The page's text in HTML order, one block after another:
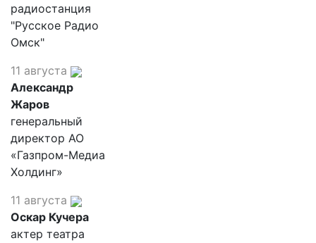
радиостанция
"Русское Радио
Омск"
11 августа
Александр
Жаров
генеральный
директор АО
«Газпром-Медиа
Холдинг»
11 августа
Оскар Кучера
актер театра